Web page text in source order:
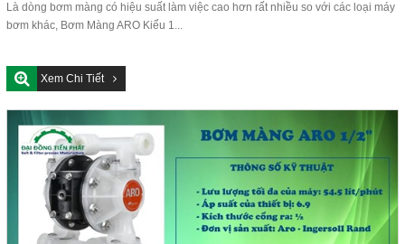
Là dòng bơm màng có hiệu suất làm việc cao hơn rất nhiều so với các loại máy
bơm khác, Bơm Màng ARO Kiểu 1...
Xem Chi Tiết